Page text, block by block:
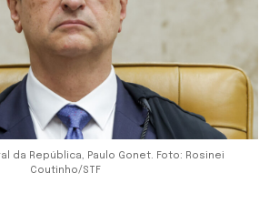
da República, Paulo Gonet. Foto: Rosinei
Coutinho/STF